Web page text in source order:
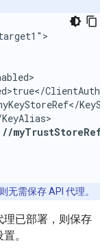
无需保存 API 代理。
理已部署，则保存
。